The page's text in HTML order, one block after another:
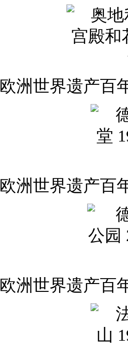
欧洲世界遗产百
欧洲世界遗产百
欧洲世界遗产百